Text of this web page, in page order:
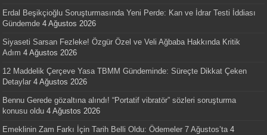
Erdal Beşikçioğlu Soruşturmasında Yeni Perde: Kan ve İdrar Testi İddiası
Gündemde 4 Ağustos 2026
Siyaseti Sarsan Fezleke! Özgür Özel ve Veli Ağbaba Hakkında Kritik
Adım 4 Ağustos 2026
12 Maddelik Çerçeve Yasa TBMM Gündeminde: Süreçte Dikkat Çeken
Detaylar 4 Ağustos 2026
Bennu Gerede gözaltına alındı! “Portatif vibratör” sözleri soruşturma
konusu oldu 4 Ağustos 2026
Emeklinin Zam Farkı İçin Tarih Belli Oldu: Ödemeler 7 Ağustos’ta 4